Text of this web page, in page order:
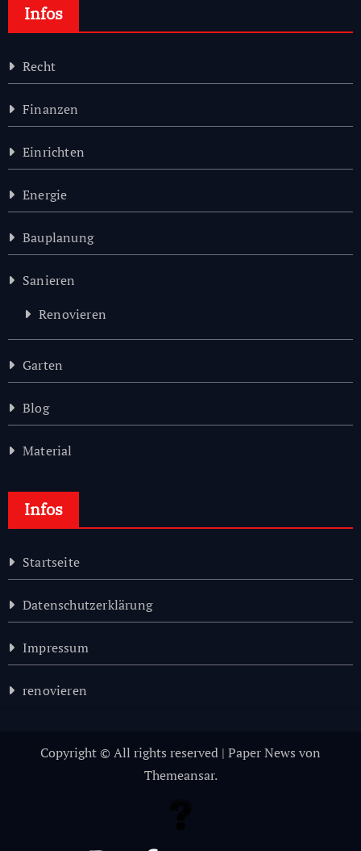
Infos
Recht
Finanzen
Einrichten
Energie
Bauplanung
Sanieren
Renovieren
Garten
Blog
Material
Infos
Startseite
Datenschutzerklärung
Impressum
renovieren
Copyright © All rights reserved | Paper News von
Themeansar.